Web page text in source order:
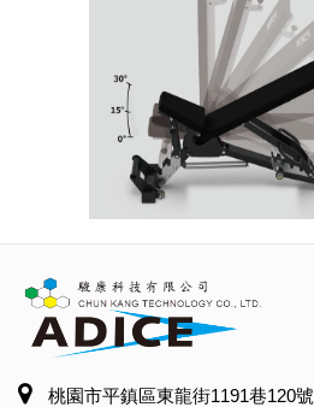
桃園市平鎮區東龍街1191巷120號